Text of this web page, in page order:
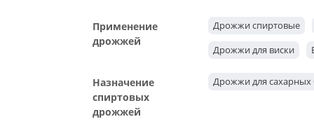
Применение
дрожжей
Дрожжи спиртовые
Дрожжи для виски
Назначение
спиртовых
дрожжей
Дрожжи для сахарных